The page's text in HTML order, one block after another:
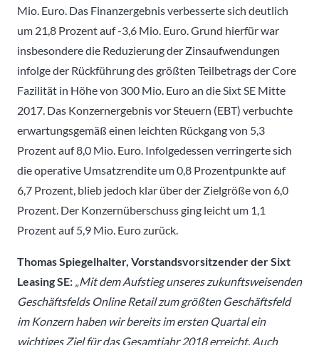
Mio. Euro. Das Finanzergebnis verbesserte sich deutlich
um 21,8 Prozent auf -3,6 Mio. Euro. Grund hierfür war
insbesondere die Reduzierung der Zinsaufwendungen
infolge der Rückführung des größten Teilbetrags der Core
Fazilität in Höhe von 300 Mio. Euro an die Sixt SE Mitte
2017. Das Konzernergebnis vor Steuern (EBT) verbuchte
erwartungsgemäß einen leichten Rückgang von 5,3
Prozent auf 8,0 Mio. Euro. Infolgedessen verringerte sich
die operative Umsatzrendite um 0,8 Prozentpunkte auf
6,7 Prozent, blieb jedoch klar über der Zielgröße von 6,0
Prozent. Der Konzernüberschuss ging leicht um 1,1
Prozent auf 5,9 Mio. Euro zurück.
Thomas Spiegelhalter, Vorstandsvorsitzender der Sixt
Leasing SE: „Mit dem Aufstieg unseres zukunftsweisenden
Geschäftsfelds Online Retail zum größten Geschäftsfeld
im Konzern haben wir bereits im ersten Quartal ein
wichtiges Ziel für das Gesamtjahr 2018 erreicht. Auch